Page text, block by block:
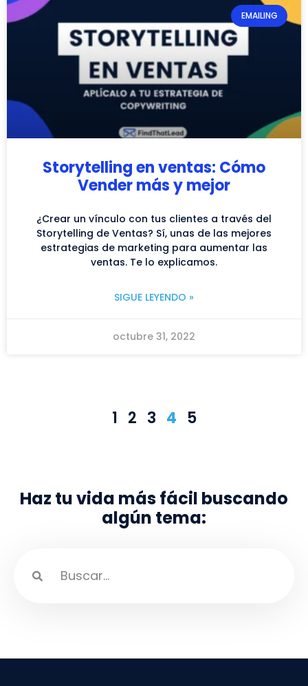
EMAILING
Storytelling en ventas: Cómo
Vender más y mejor
¿Crear un vínculo con tus clientes a través del
Storytelling de Ventas? Sí, unas de las mejores
estrategias de marketing para aumentar las
ventas. Te lo explicamos.
SIGUE LEYENDO »
octubre 31, 2022
1 2 3 4 5
Haz tu vida más fácil buscando
algún tema: